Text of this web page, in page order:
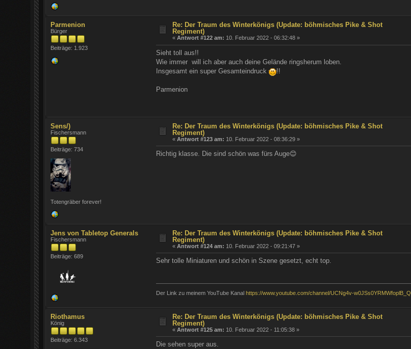
Parmenion
Bürger
Beiträge: 1.923
Re: Der Traum des Winterkönigs (Update: böhmisches Pike & Shot
Regiment)
«Antwort #122 am: 10. Februar 2022 - 06:32:48 »
Sieht toll aus!!
Wie immer will ich aber auch deine Gelände ringsherum loben.
Insgesamt ein super Gesamteindruck
!!
Parmenion
Sens/)
Fischersmann
Beiträge: 734
Totengräber forever!
Re: Der Traum des Winterkönigs (Update: böhmisches Pike & Shot
Regiment)
«Antwort #123 am: 10. Februar 2022 - 08:36:29 »
Richtig klasse. Die sind schön was fürs Auge😊
Jens von Tabletop Generals
Fischersmann
Beiträge: 689
Re: Der Traum des Winterkönigs (Update: böhmisches Pike & Shot
Regiment)
«Antwort #124 am: 10. Februar 2022 - 09:21:47 »
Sehr tolle Miniaturen und schön in Szene gesetzt, echt top.
Der Link zu meinem YouTube Kanal https://www.youtube.com/channel/UCNg4v-w0JSs0YRMWfoplB_Q
Riothamus
König
Beiträge: 6.343
Re: Der Traum des Winterkönigs (Update: böhmisches Pike & Shot
Regiment)
«Antwort #125 am: 10. Februar 2022 - 11:05:38 »
Die sehen super aus.